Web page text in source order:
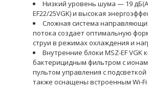
Низкий уровень шума — 19
EF22/25VGK) и высокая
Сложная система
потока создает оптимальную
струи в режимах охлаждения и
Внутренние блоки MSZ-EF VGK
бактерицидным фильтром с
пультом управления с подсветкой
также оснащены встроенным Wi-